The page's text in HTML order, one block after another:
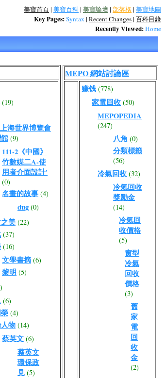
美寶首頁| 美寶百科| 美寶論壇| 部落格| 美寶地圖
Key Pages:Syntax | Recent Changes| 百科目錄
Recently Viewed:Home
(19)
上海世界博覽會
(9)
111-2《中國》
竹數媒二A-使
用者介面設計'
(0)
名畫的故事 (4)
dug (0)
美 (22)
(37)
(16)
文學書摘 (6)
黎明 (5)
(6)
(4)
物 (14)
蔡英文 (6)
蔡英文
環保政
見 (5)
MEPO 網站討論區
赚钱 (778)
家電回收 (50)
MEPOPEDIA
(247)
八角 (0)
分類標籤
(56)
冷氣回收 (32)
冷氣回收
獎勵金
(14)
冷氣回
收價格
(5)
窗型
冷氣
回收
價格
(3)
舊
家
電
回
收
金
(2)